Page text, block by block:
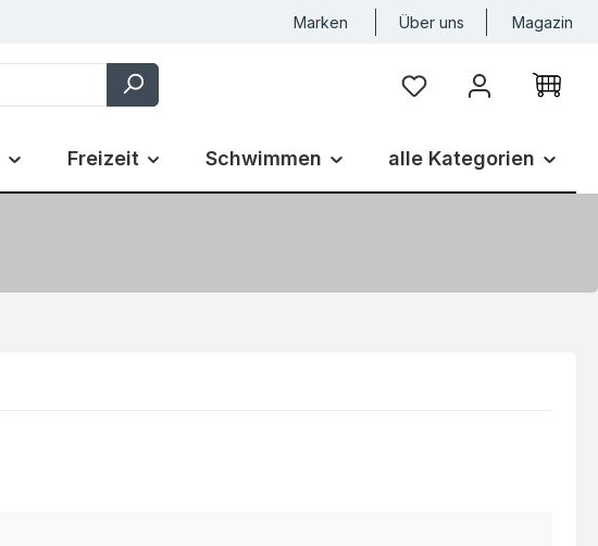
Marken Über uns Magazin
Du hast 0 Produkte
Freizeit Schwimmen alle Kategorien